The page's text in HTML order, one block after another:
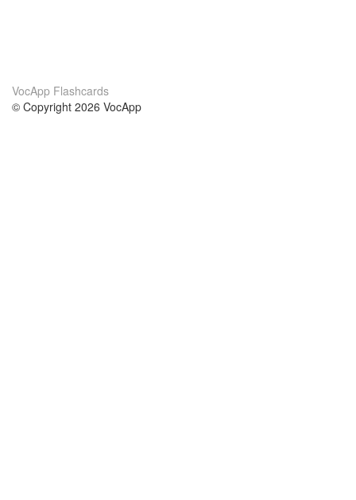
VocApp Flashcards
© Copyright 2026 VocApp